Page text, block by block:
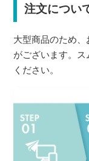
注文につい
大型商品のため
がございます。
ください。